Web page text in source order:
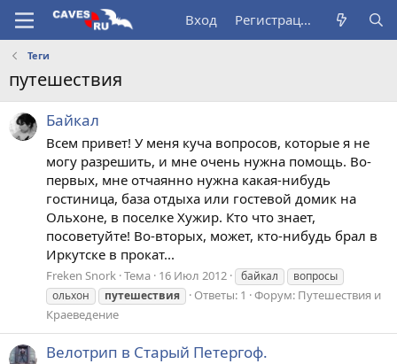
Вход Регистрация
Теги
путешествия
Байкал
Всем привет! У меня куча вопросов, которые я не
могу разрешить, и мне очень нужна помощь. Во-
первых, мне отчаянно нужна какая-нибудь
гостиница, база отдыха или гостевой домик на
Ольхоне, в поселке Хужир. Кто что знает,
посоветуйте! Во-вторых, может, кто-нибудь брал в
Иркутске в прокат...
Freken Snork Тема 16 Июл 2012 байкал
вопросы
ольхон
путешествия Ответы: 1 Форум: Путешествия и
Краеведение
Велотрип в Старый Петергоф.